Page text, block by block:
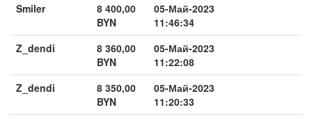
Smiler
8 400,00
BYN
05-Май-2023
11:46:34
Z_dendi
8 360,00
BYN
05-Май-2023
11:22:08
Z_dendi
8 350,00
BYN
05-Май-2023
11:20:33